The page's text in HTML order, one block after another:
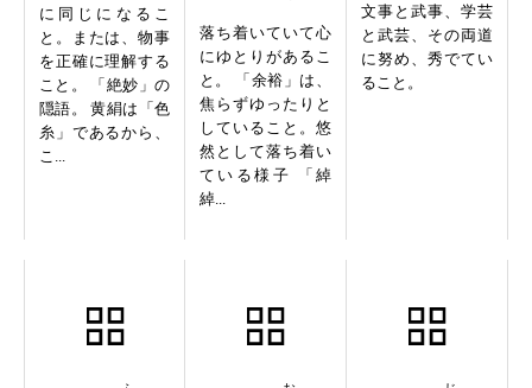
に同じになるこ
と。または、物事
を正確に理解する
こと。 「絶妙」の
隠語。 黄絹は「色
糸」であるから、
こ...
落ち着いていて心
にゆとりがあるこ
と。 「余裕」は、
焦らずゆったりと
していること。悠
然として落ち着い
ている様子 「綽
綽...
文事と武事、学芸
と武芸、その両道
に努め、秀でてい
ること。